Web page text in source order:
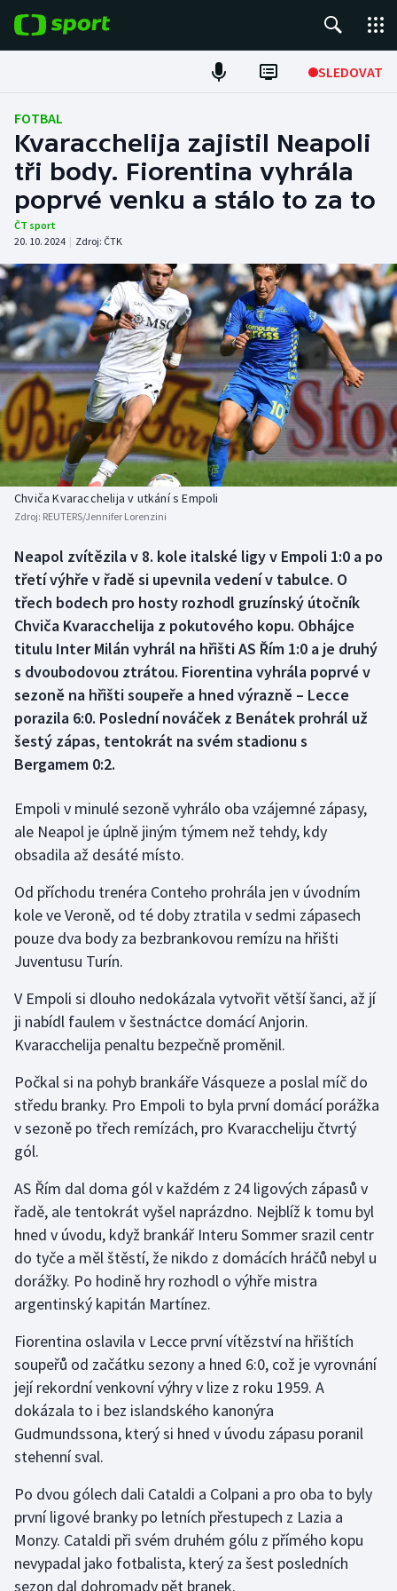
SLEDOVAT
Fotbal
Hokej
Tenis
Atletika
Cyklistika
DALŠÍ SPORTY
Americký fotbal
Baseball a softbal
Basketbal
Biatlon
Box
Curling
Dostihy
Florbal
Futsal
Gymnastika
Jezdectví
Judo
Krasobruslení
Lezení
Lyže a snowboard
Moderní pětiboj
Motorsport
Olympijské hry
Parasport
Plavání
Plážový volejbal
Ragby
Rychlobruslení
Short track
Sportovní střelba
NEPŘEHLÉDNĚTE
Soutěže
Historické návraty
Aplikace ČT sport
FOTBAL
Kvaracchelija zajistil Neapoli
tři body. Fiorentina vyhrála
poprvé venku a stálo to za to
ČT sport
20. 10. 2024 | Zdroj: ČTK
Chviča Kvaracchelija v utkání s Empoli
Zdroj: REUTERS/Jennifer Lorenzini
Neapol zvítězila v 8. kole italské ligy v Empoli 1:0 a po
třetí výhře v řadě si upevnila vedení v tabulce. O
třech bodech pro hosty rozhodl gruzínský útočník
Chviča Kvaracchelija z pokutového kopu. Obhájce
titulu Inter Milán vyhrál na hřišti AS Řím 1:0 a je druhý
s dvoubodovou ztrátou. Fiorentina vyhrála poprvé v
sezoně na hřišti soupeře a hned výrazně – Lecce
porazila 6:0. Poslední nováček z Benátek prohrál už
šestý zápas, tentokrát na svém stadionu s
Bergamem 0:2.
Empoli v minulé sezoně vyhrálo oba vzájemné zápasy,
ale Neapol je úplně jiným týmem než tehdy, kdy
obsadila až desáté místo.
Od příchodu trenéra Conteho prohrála jen v úvodním
kole ve Veroně, od té doby ztratila v sedmi zápasech
pouze dva body za bezbrankovou remízu na hřišti
Juventusu Turín.
V Empoli si dlouho nedokázala vytvořit větší šanci, až jí
ji nabídl faulem v šestnáctce domácí Anjorin.
Kvaracchelija penaltu bezpečně proměnil.
Počkal si na pohyb brankáře Vásqueze a poslal míč do
středu branky. Pro Empoli to byla první domácí porážka
v sezoně po třech remízách, pro Kvaraccheliju čtvrtý
gól.
AS Řím dal doma gól v každém z 24 ligových zápasů v
řadě, ale tentokrát vyšel naprázdno. Nejblíž k tomu byl
hned v úvodu, když brankář Interu Sommer srazil centr
do tyče a měl štěstí, že nikdo z domácích hráčů nebyl u
dorážky. Po hodině hry rozhodl o výhře mistra
argentinský kapitán Martínez.
Fiorentina oslavila v Lecce první vítězství na hřištích
soupeřů od začátku sezony a hned 6:0, což je vyrovnání
její rekordní venkovní výhry v lize z roku 1959. A
dokázala to i bez islandského kanonýra
Gudmundssona, který si hned v úvodu zápasu poranil
stehenní sval.
Po dvou gólech dali Cataldi a Colpani a pro oba to byly
první ligové branky po letních přestupech z Lazia a
Monzy. Cataldi při svém druhém gólu z přímého kopu
nevypadal jako fotbalista, který za šest posledních
sezon dal dohromady pět branek.